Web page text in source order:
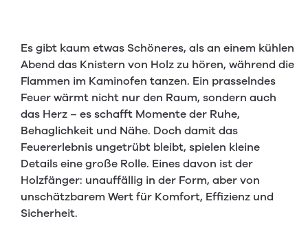
Es gibt kaum etwas Schöneres, als an einem kühlen
Abend das Knistern von Holz zu hören, während die
Flammen im Kaminofen tanzen. Ein prasselndes
Feuer wärmt nicht nur den Raum, sondern auch
das Herz – es schafft Momente der Ruhe,
Behaglichkeit und Nähe. Doch damit das
Feuererlebnis ungetrübt bleibt, spielen kleine
Details eine große Rolle. Eines davon ist der
Holzfänger: unauffällig in der Form, aber von
unschätzbarem Wert für Komfort, Effizienz und
Sicherheit.